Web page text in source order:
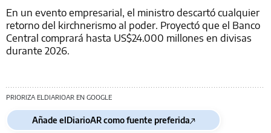
En un evento empresarial, el ministro descartó cualquier
retorno del kirchnerismo al poder. Proyectó que el Banco
Central comprará hasta US$24.000 millones en divisas
durante 2026.
PRIORIZA ELDIARIOAR EN GOOGLE
Añade elDiarioAR como fuente preferida